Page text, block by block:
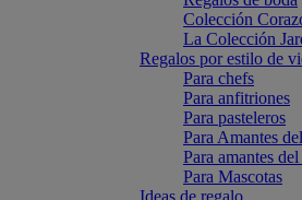
Colección
La Colección
Regalos por estilo de
Para chefs
Para anfitriones
Para pasteleros
Para Amantes
Para amantes
Para Mascotas
Ideas de regalo